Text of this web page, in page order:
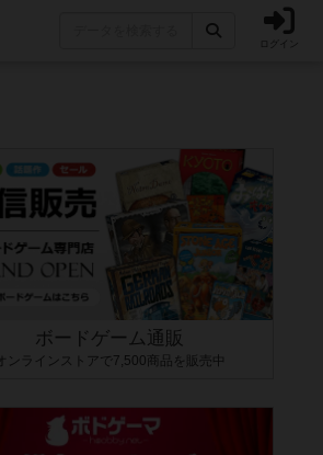
ログイン
ボードゲーム通販
オンラインストアで7,500商品を販売中